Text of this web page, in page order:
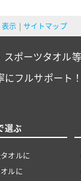
示 サイトマップ
ポーツタオル
フルサポート！
選ぶ
オルに
ルに